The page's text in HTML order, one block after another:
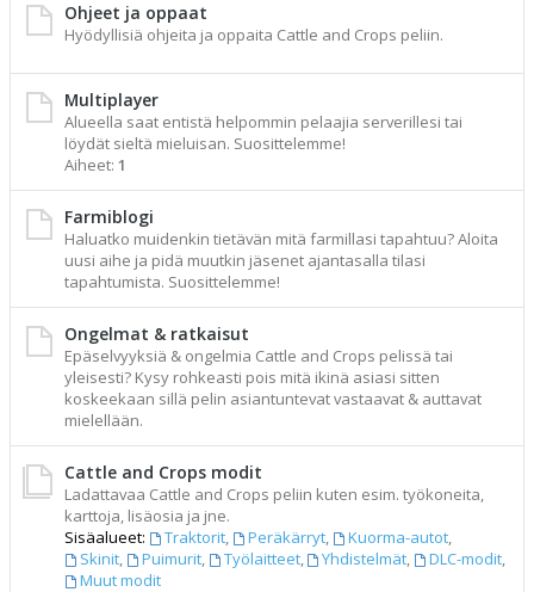
Ohjeet ja oppaat
Hyödyllisiä ohjeita ja oppaita Cattle and Crops peliin.
Multiplayer
Alueella saat entistä helpommin pelaajia serverillesi tai
löydät sieltä mieluisan. Suosittelemme!
Aiheet: 1
Farmiblogi
Haluatko muidenkin tietävän mitä farmillasi tapahtuu? Aloita
uusi aihe ja pidä muutkin jäsenet ajantasalla tilasi
tapahtumista. Suosittelemme!
Ongelmat & ratkaisut
Epäselvyyksiä & ongelmia Cattle and Crops pelissä tai
yleisesti? Kysy rohkeasti pois mitä ikinä asiasi sitten
koskeekaan sillä pelin asiantuntevat vastaavat & auttavat
mielellään.
Cattle and Crops modit
Ladattavaa Cattle and Crops peliin kuten esim. työkoneita,
karttoja, lisäosia ja jne.
Sisäalueet:
Traktorit, Peräkärryt, Kuorma-autot,
Skinit, Puimurit, Työlaitteet, Yhdistelmät, DLC-modit,
Muut modit